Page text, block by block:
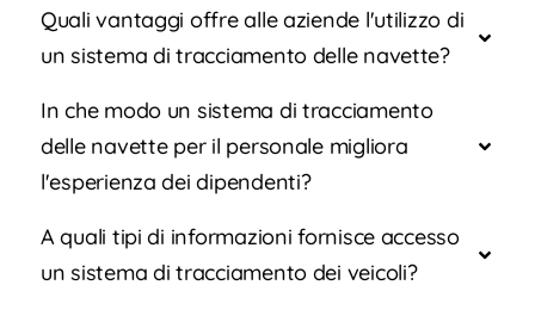
Quali vantaggi offre alle aziende l'utilizzo di
un sistema di tracciamento delle navette?
In che modo un sistema di tracciamento
delle navette per il personale migliora
l'esperienza dei dipendenti?
A quali tipi di informazioni fornisce accesso
un sistema di tracciamento dei veicoli?